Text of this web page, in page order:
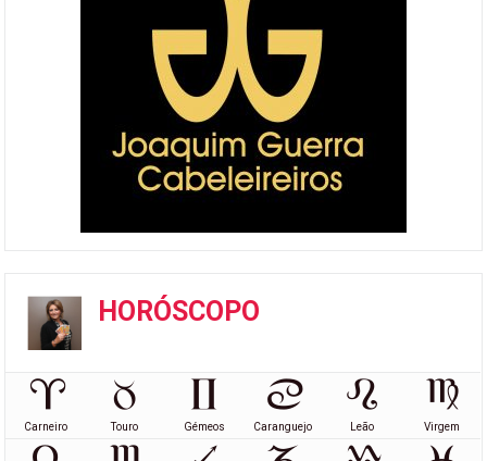
HORÓSCOPO
Carneiro Touro Gémeos Caranguejo Leão Virgem